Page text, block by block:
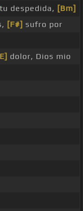
tu despedida, [Bm]
[F#] sufro por
dolor, Dios mio